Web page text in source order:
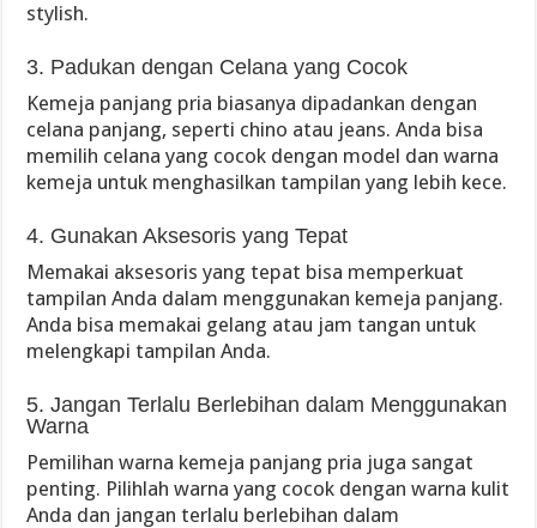
stylish.
3. Padukan dengan Celana yang Cocok
Kemeja panjang pria biasanya dipadankan dengan
celana panjang, seperti chino atau jeans. Anda bisa
memilih celana yang cocok dengan model dan warna
kemeja untuk menghasilkan tampilan yang lebih kece.
4. Gunakan Aksesoris yang Tepat
Memakai aksesoris yang tepat bisa memperkuat
tampilan Anda dalam menggunakan kemeja panjang.
Anda bisa memakai gelang atau jam tangan untuk
melengkapi tampilan Anda.
5. Jangan Terlalu Berlebihan dalam Menggunakan
Warna
Pemilihan warna kemeja panjang pria juga sangat
penting. Pilihlah warna yang cocok dengan warna kulit
Anda dan jangan terlalu berlebihan dalam